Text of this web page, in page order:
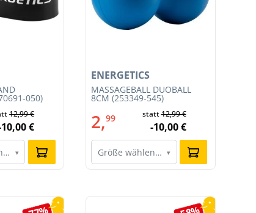
050)
12,99 €
€
▾
MASSAGEBALL DUOBALL
8CM (253349-545)
ENERGETICS
2,99 statt12,99 €
-10,00 €
Größe wählen… ▾